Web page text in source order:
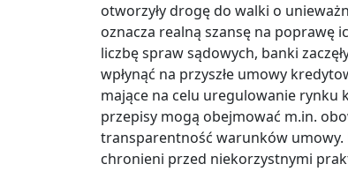
otworzyły drogę do walki o
oznacza realną szansę na poprawę
liczbę spraw sądowych, banki
wpłynąć na przyszłe umowy
mające na celu uregulowanie
przepisy mogą obejmować m.in.
transparentność warunków umowy.
chronieni przed niekorzystnymi